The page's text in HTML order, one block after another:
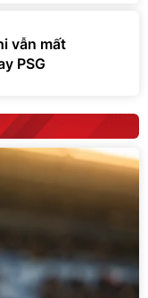
vẫn mất
PSG